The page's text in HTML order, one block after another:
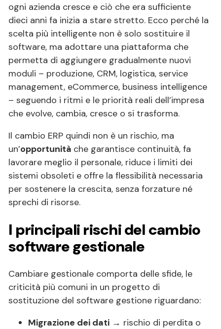
ogni azienda cresce e ciò che era sufficiente
dieci anni fa inizia a stare stretto. Ecco perché la
scelta più intelligente non è solo sostituire il
software, ma adottare una piattaforma che
permetta di aggiungere gradualmente nuovi
moduli – produzione, CRM, logistica, service
management, eCommerce, business intelligence
– seguendo i ritmi e le priorità reali dell’impresa
che evolve, cambia, cresce o si trasforma.
Il cambio ERP quindi non è un rischio, ma
un’opportunità che garantisce continuità, fa
lavorare meglio il personale, riduce i limiti dei
sistemi obsoleti e offre la flessibilità necessaria
per sostenere la crescita, senza forzature né
sprechi di risorse.
I principali rischi del cambio
software gestionale
Cambiare gestionale comporta delle sfide, le
criticità più comuni in un progetto di
sostituzione del software gestione riguardano:
Migrazione dei dati → rischio di perdita o